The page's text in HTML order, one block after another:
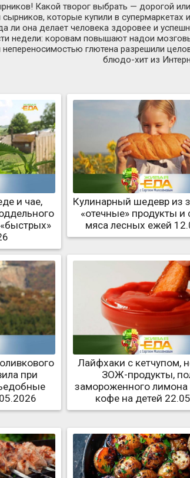
Какой творог выбрать — дорогой
которые купили в
ли она делает человека здоровее и
недели: коровам повышают надои
глютена разрешили
блюдо-хит из
и чае,
Кулинарный шедевр из
«отечные» продукты и
мяса лесных ежей
при
Лайфхаки с кетчупом,
ЗОЖ-продукты,
замороженного лимона
кофе на детей